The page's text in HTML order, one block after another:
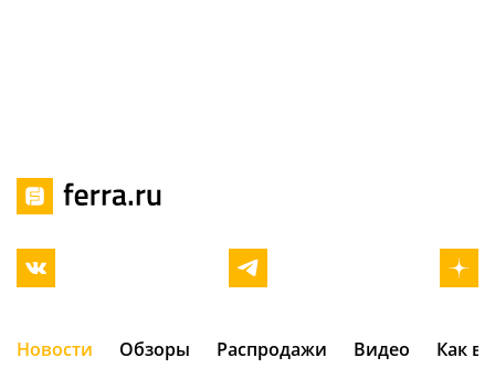
Новости Обзоры Распродажи Видео Как